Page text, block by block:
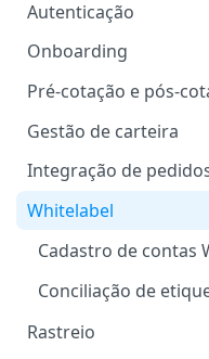
Canal de atendimento
Processo de
Autenticação
Onboarding
Pré-cotação e pós-
Gestão de carteira
Integração de
Orders
Orders Oneclick
Whitelabel
Cadastro de contas
Conciliação de
Rastreio